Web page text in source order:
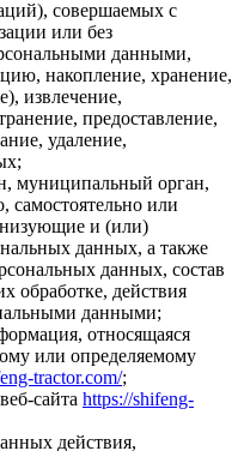
совершаемых с
или без
данными,
накопление, хранение,
извлечение,
предоставление,
удаление,
муниципальный орган,
самостоятельно или
и (или)
данных, а также
данных, состав
обработке, действия
данными;
относящаяся
или определяемому
tractor.com/;
сайта https://shifeng-
действия,